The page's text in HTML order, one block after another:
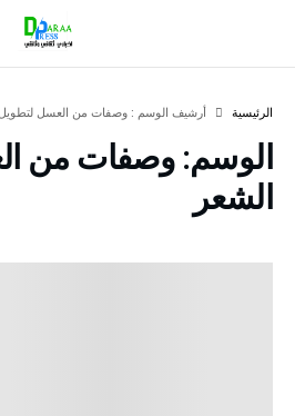
‫الرئيسية‬ ‫أرشيف الوسم :‬ وصفات من العسل
الوسم:وصفات من
الشعر